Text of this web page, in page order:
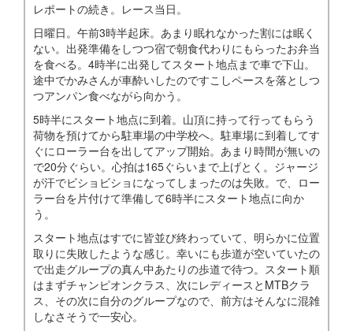
レポートの続き。レース当日。
日曜日。午前3時半起床。あまり眠れなかった割には眠く
ない。出発準備をしつつ宿で朝食代わりにもらったお弁当
を食べる。4時半に出発してスタート地点まで車で下山。
途中でかみさんが車酔いしたのですこしペースを落としつ
つアンパン食べながら向かう。
5時半にスタート地点に到着。山頂に持って行ってもらう
荷物を預けてから駐車場の中学校へ。駐車場に到着してす
ぐにローラー台を出してアップ開始。あまり時間が無いの
で20分ぐらい。心拍は165ぐらいまで上げとく。ジャージ
が汗でビショビショになってしまったのは失敗。で、ロー
ラー台を片付けて準備して6時半にスタート地点に向か
う。
スタート地点はすでに皆並び終わっていて、明らかに位置
取りに失敗したような感じ。幸いにも歩道が空いていたの
で出走グループの真ん中あたりの歩道で待つ。スタート順
はまずチャンピオンクラス、次にレディースとMTBクラ
ス、その次に自分のグループなので、前方はそんなに混雑
しなさそうで一安心。